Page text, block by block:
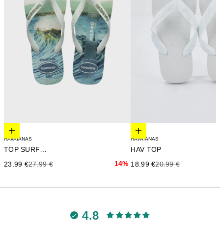
Elige opciones
HAVAIANAS
TOP SURFER I
Precio de oferta
23.99 €Precio anterior
27.99 € 14%
Elige opciones
HAVAIANAS
HAV TOP
Precio de oferta
18.99 €Precio anterior
20.99 €
4.8